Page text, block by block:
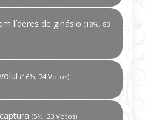
líderes de ginásio (18%, 83
(16%, 74 Votos)
(5%, 23 Votos)